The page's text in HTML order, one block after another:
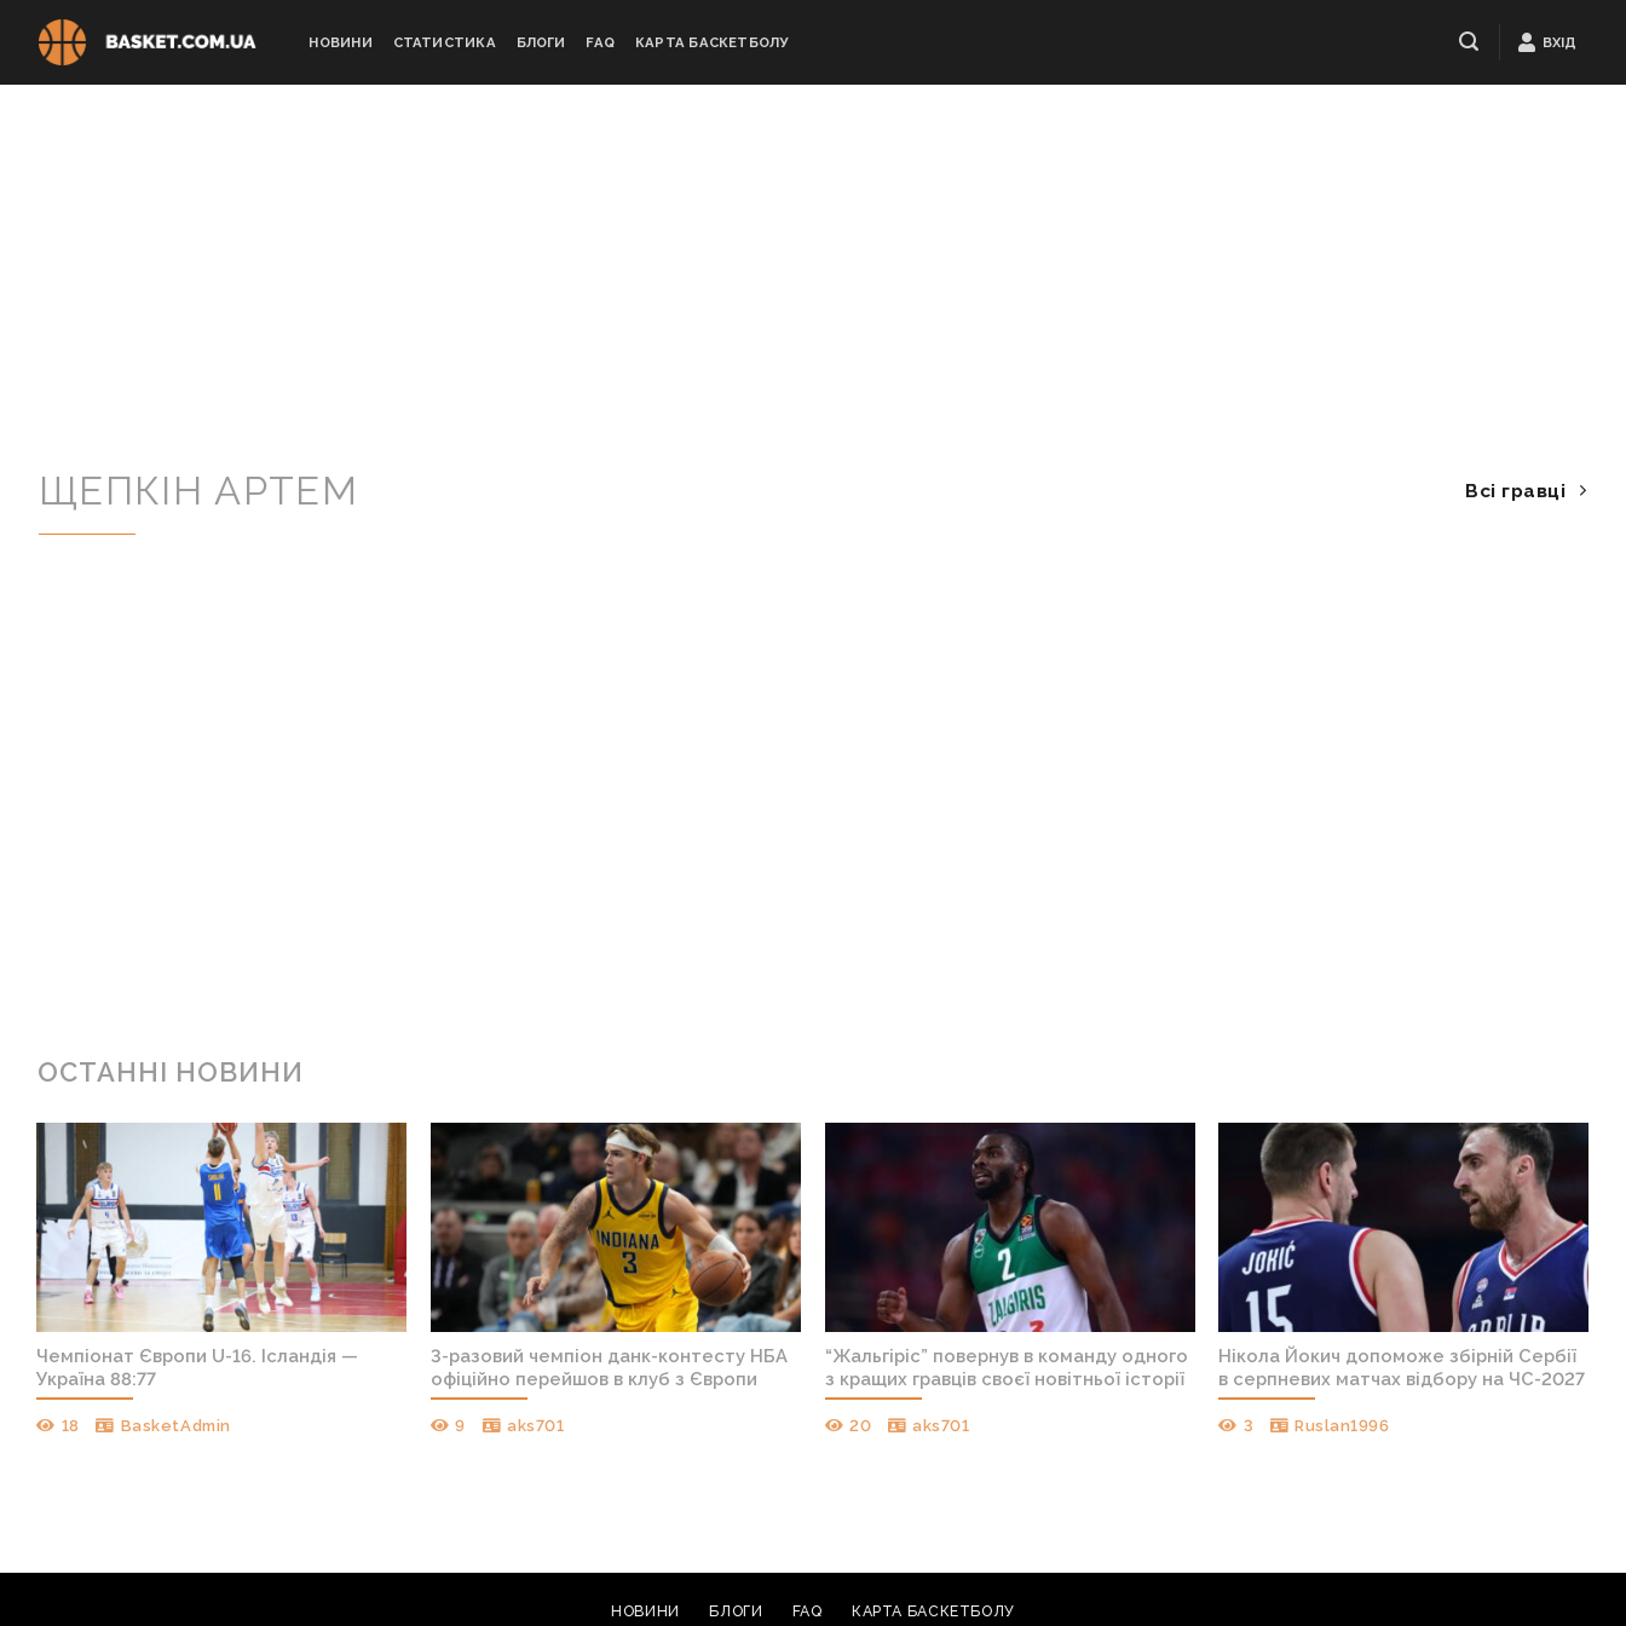
НОВИНИ СТАТИСТИКА БЛОГИ FAQ КАРТА БАСКЕТБОЛУ ВХІД
ЩЕПКІН АРТЕМ Всі гравці
ОСТАННІ НОВИНИ
Чемпіонат Європи U-16. Ісландія —
Україна 88:77
18 BasketAdmin
3-разовий чемпіон данк-контесту НБА
офіційно перейшов в клуб з Європи
9 aks701
“Жальгіріс” повернув в команду одного
з кращих гравців своєї новітньої історії
20 aks701
Нікола Йокич допоможе збірній Сербії
в серпневих матчах відбору на ЧС-2027
3 Ruslan1996
НОВИНИ БЛОГИ FAQ КАРТА БАСКЕТБОЛУ